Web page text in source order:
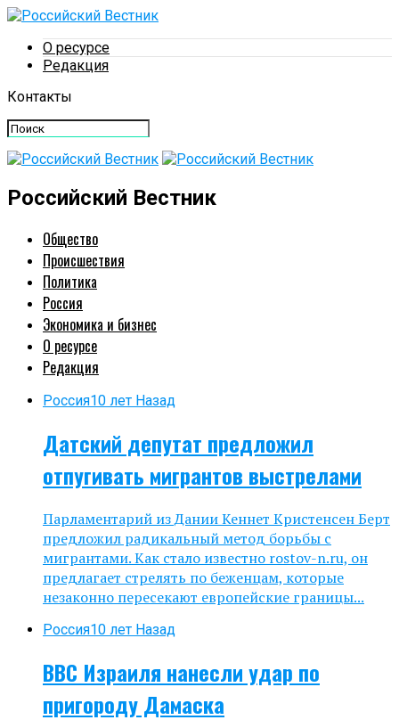
О ресурсе
Редакция
Контакты
Российский Вестник
Общество
Происшествия
Политика
Россия
Экономика и бизнес
О ресурсе
Редакция
Россия10 лет Назад
Датский депутат предложил
отпугивать мигрантов выстрелами
Парламентарий из Дании Кеннет Кристенсен Берт
предложил радикальный метод борьбы с
мигрантами. Как стало известно rostov-n.ru, он
предлагает стрелять по беженцам, которые
незаконно пересекают европейские границы...
Россия10 лет Назад
ВВС Израиля нанесли удар по
пригороду Дамаска